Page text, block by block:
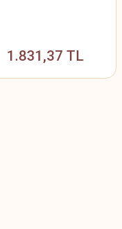
1.831,37 TL